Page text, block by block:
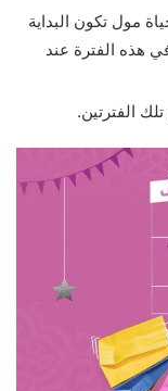
مول تكون البداية
في هذه الفترة عند
الفترتين.